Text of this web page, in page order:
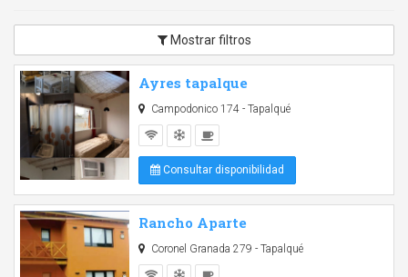
Mostrar filtros
Ayres tapalque
Campodonico 174 - Tapalqué
Consultar disponibilidad
Rancho Aparte
Coronel Granada 279 - Tapalqué